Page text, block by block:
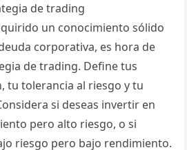
de trading
un conocimiento sólido
corporativa, es hora de
de trading. Define tus
tu tolerancia al riesgo y tu
si deseas invertir en
pero alto riesgo, o si
riesgo pero bajo rendimiento.